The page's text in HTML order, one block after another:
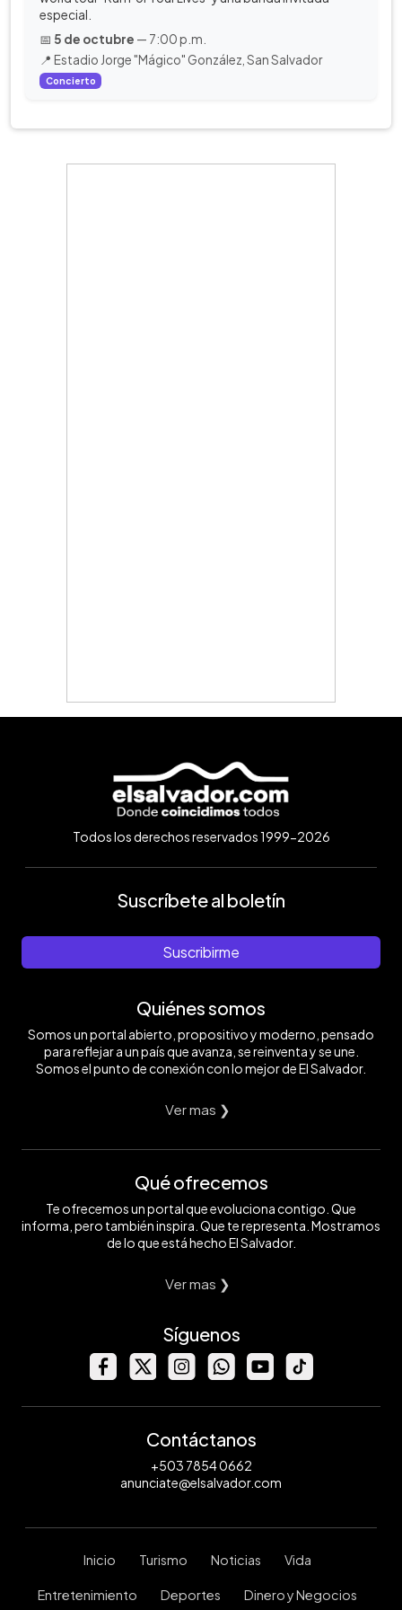
especial.
📅 5 de octubre — 7:00 p.m.
📍 Estadio Jorge "Mágico" González, San Salvador
Concierto
Todos los derechos reservados 1999-2026
Suscríbete al boletín
Suscribirme
Quiénes somos
Somos un portal abierto, propositivo y moderno, pensado
para reflejar a un país que avanza, se reinventa y se une.
Somos el punto de conexión con lo mejor de El Salvador.
Ver mas ❯
Qué ofrecemos
Te ofrecemos un portal que evoluciona contigo. Que
informa, pero también inspira. Que te representa. Mostramos
de lo que está hecho El Salvador.
Ver mas ❯
Síguenos
Contáctanos
+503 7854 0662
anunciate@elsalvador.com
Inicio Turismo Noticias Vida
Entretenimiento Deportes Dinero y Negocios